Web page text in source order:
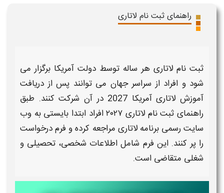
راهنمای ثبت نام لاتاری
ثبت نام لاتاری هر ساله توسط دولت آمریکا برگزار می‌
شود و افراد از سراسر جهان می‌ توانند پس از دریافت
آموزش لاتاری آمریکا 2027
در آن شرکت کنند. طبق
راهنمای ثبت نام لاتاری ۲۰۲۷
افراد ابتدا بایستی به وب‌
سایت رسمی برنامهلاتاری مراجعه کرده و فرم درخواست
را پر کنند. این فرم شامل اطلاعات شخصی، تحصیلی و
شغلی متقاضی است.